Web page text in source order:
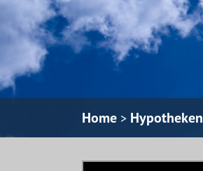
Home > Hypotheken